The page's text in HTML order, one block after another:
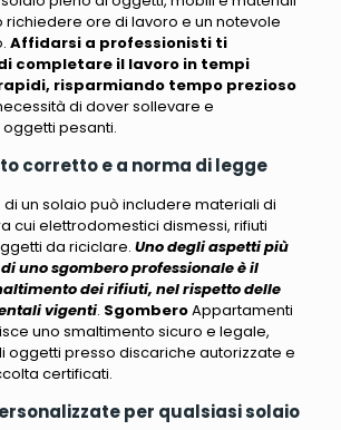
richiedere ore di lavoro e un notevole
Affidarsi a professionisti ti
completare il lavoro in tempi
risparmiando tempo prezioso
di dover sollevare e
pesanti.
corretto e a norma di legge
di un solaio può includere materiali di
cui elettrodomestici dismessi, rifiuti
da riciclare. Uno degli aspetti più
uno sgombero professionale è il
dei rifiuti, nel rispetto delle
vigenti. SgomberoAppartamenti
uno smaltimento sicuro e legale,
oggetti presso discariche autorizzate e
certificati.
per qualsiasi solaio